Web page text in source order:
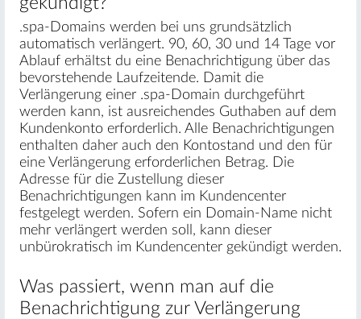
.spa-Domains werden bei uns grundsätzlich
automatisch verlängert. 90, 60, 30 und 14 Tage vor
Ablauf erhältst du eine Benachrichtigung über das
bevorstehende Laufzeitende. Damit die
Verlängerung einer .spa-Domain durchgeführt
werden kann, ist ausreichendes Guthaben auf dem
Kundenkonto erforderlich. Alle Benachrichtigungen
enthalten daher auch den Kontostand und den für
eine Verlängerung erforderlichen Betrag. Die
Adresse für die Zustellung dieser
Benachrichtigungen kann im Kundencenter
festgelegt werden. Sofern ein Domain-Name nicht
mehr verlängert werden soll, kann dieser
unbürokratisch im Kundencenter gekündigt werden.
Was passiert, wenn man auf die
Benachrichtigung zur Verlängerung